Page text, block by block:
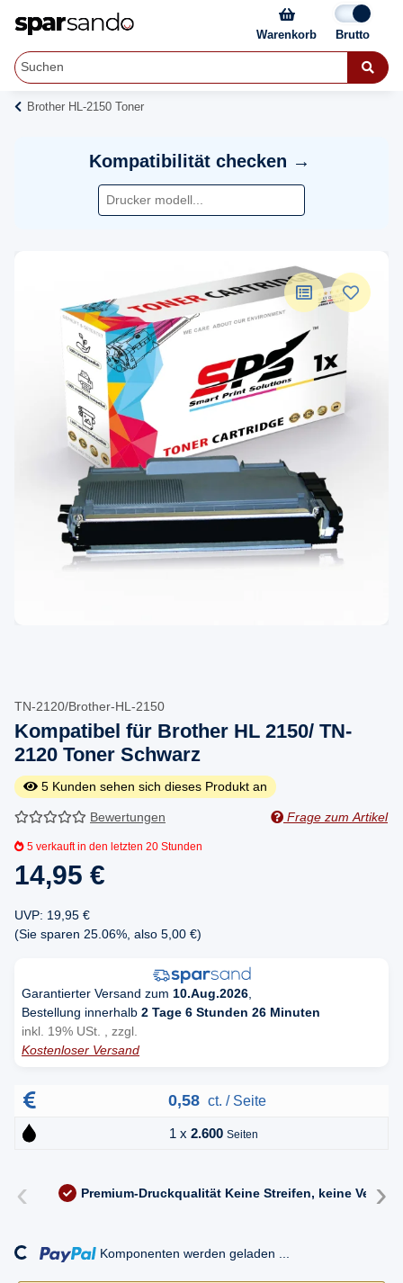
Warenkorb
Brother HL-2150 Toner
Kompatibilität checken →
TN-2120/Brother-HL-2150
Kompatibel für Brother HL 2150/ TN-
2120 Toner Schwarz
5 Kunden sehen sich dieses Produkt an
Bewertungen Frage zum Artikel
5 verkauft in den letzten 20 Stunden
14,95 €
UVP: 19,95 €
(Sie sparen 25.06% , also 5,00 €)
Garantierter Versand zum 10.Aug.2026
Bestellung innerhalb 2 Tage 6 Stunden 26 Minuten
inkl. 19% USt. , zzgl.
Kostenloser Versand
0,58 ct. / Seite
1 x 2.600 Seiten
‹ Premium-Druckqualität Keine Streifen, keine ›
Komponenten werden geladen ...